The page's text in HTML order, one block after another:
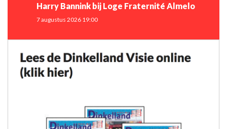
Harry Bannink bij Loge Fraternité Almelo
7 augustus 2026 19:00